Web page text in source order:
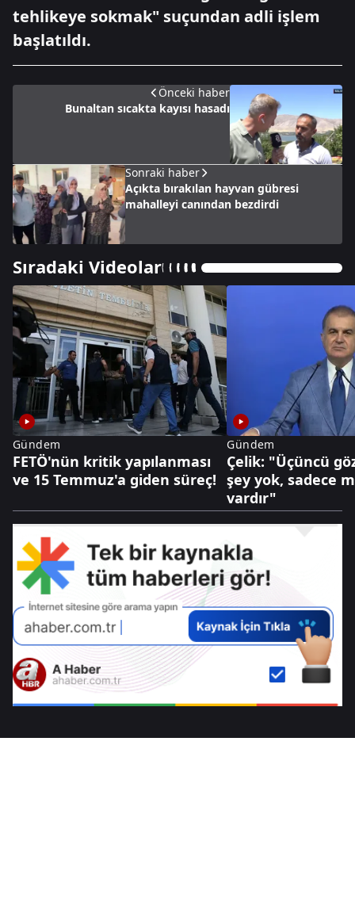
tehlikeye sokmak" suçundan adli işlem
başlatıldı.
Önceki haber
Bunaltan sıcakta kayısı hasadı
Sonraki haber
Açıkta bırakılan hayvan gübresi
mahalleyi canından bezdirdi
Sıradaki Videolar
Gündem
FETÖ'nün kritik yapılanması
ve 15 Temmuz'a giden süreç!
Gündem
Çelik: "Üçüncü
şey yok, sadece
vardır"